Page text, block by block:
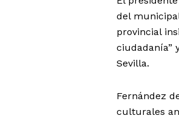
del
provincial
ciudadanía”
Sevilla.
Fernández
culturales